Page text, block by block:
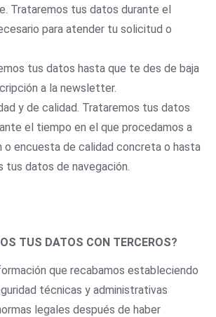
Trataremos tus datos durante el
para atender tu solicitud o
tus datos hasta que te des de baja
a la newsletter.
y de calidad. Trataremos tus datos
el tiempo en el que procedamos a
o encuesta de calidad concreta o hasta
tus datos de navegación.
TUS DATOS CON TERCEROS?
que recabamos estableciendo
técnicas y administrativas
legales después de haber